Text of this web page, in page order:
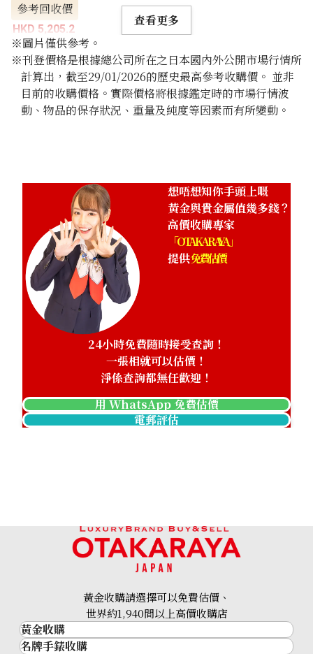
參考回收價
HKD 5,205.2
查看更多
※圖片僅供參考。
※刊登價格是根據總公司所在之日本國內外公開市場行情所
計算出，截至29/01/2026的歷史最高參考收購價。 並非
目前的收購價格。實際價格將根據鑑定時的市場行情波
動、物品的保存狀況、重量及純度等因素而有所變動。
想唔想知你手頭上嘅
黃金與貴金屬值幾多錢？
高價收購專家
「OTAKARAYA」
提供免費估價
24小時免費隨時接受查詢！
一張相就可以估價！
淨係查詢都無任歡迎！
用 WhatsApp 免費估價
電郵評估
黃金收購請選擇可以免費估價、
世界約1,940間以上高價收購店
黃金收購
黃金･金條
名牌手錶收購